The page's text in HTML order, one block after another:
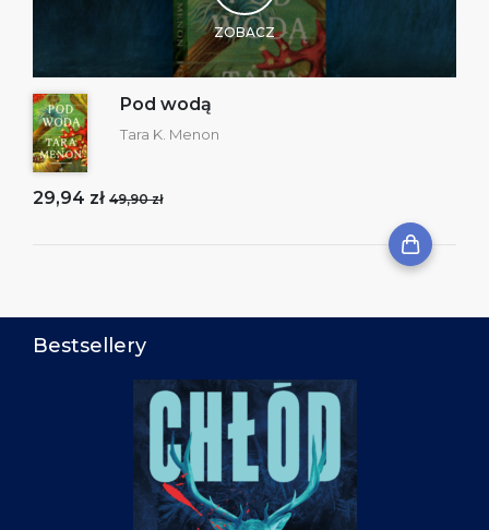
ZOBACZ
Pod wodą
Tara K. Menon
29,94 zł 49,90 zł
Bestsellery